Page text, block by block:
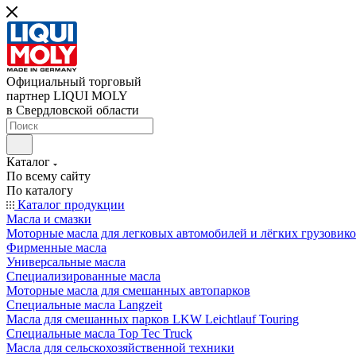
Официальный торговый
партнер LIQUI MOLY
в Свердловской области
Каталог
По всему сайту
По каталогу
Каталог продукции
Масла и смазки
Моторные масла для легковых автомобилей и лёгких
Фирменные масла
Универсальные масла
Специализированные масла
Моторные масла для смешанных автопарков
Специальные масла Langzeit
Масла для смешанных парков LKW Leichtlauf Touring
Специальные масла Top Tec Truck
Масла для сельскохозяйственной техники